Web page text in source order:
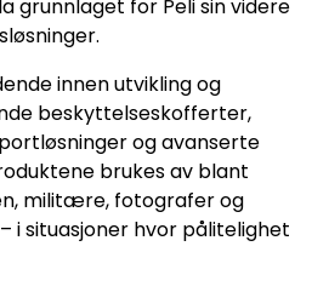
grunnlaget for Peli sin videre
innen utvikling og
beskyttelseskofferter,
og avanserte
brukes av blant
militære, fotografer og
i situasjoner hvor pålitelighet